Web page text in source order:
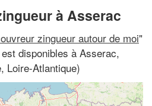
à Asserac
zingueur autour de moi"
disponibles à Asserac,
Loire-Atlantique)